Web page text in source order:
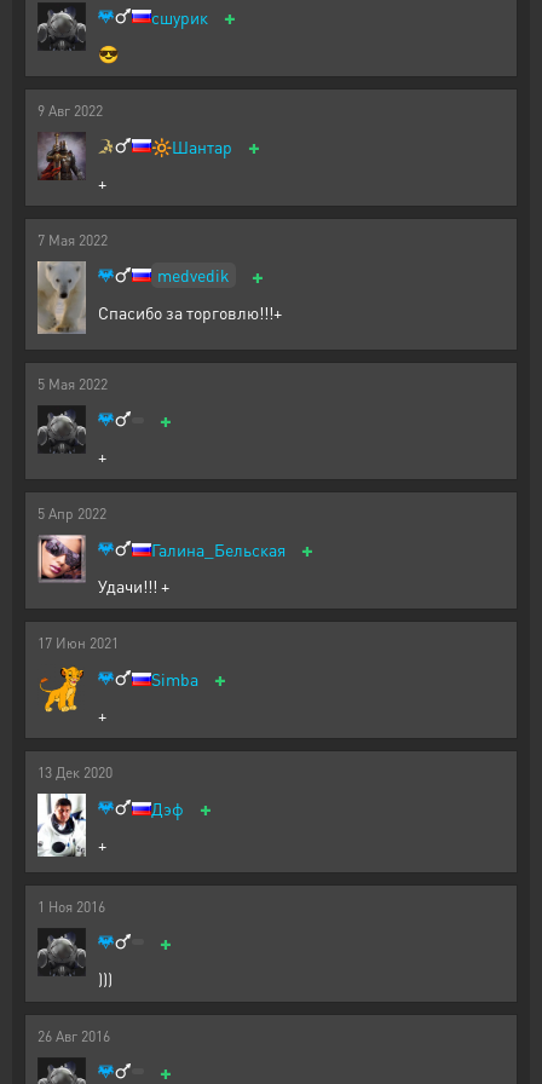
сшурик +
😎
9 Авг 2022
🔆Шантар +
+
7 Мая 2022
medvedik +
Спасибо за торговлю!!!+
5 Мая 2022
+
+
5 Апр 2022
Галина_Бельская +
Удачи!!! +
17 Июн 2021
Simba +
+
13 Дек 2020
Дэф +
+
1 Ноя 2016
+
)))
26 Авг 2016
+